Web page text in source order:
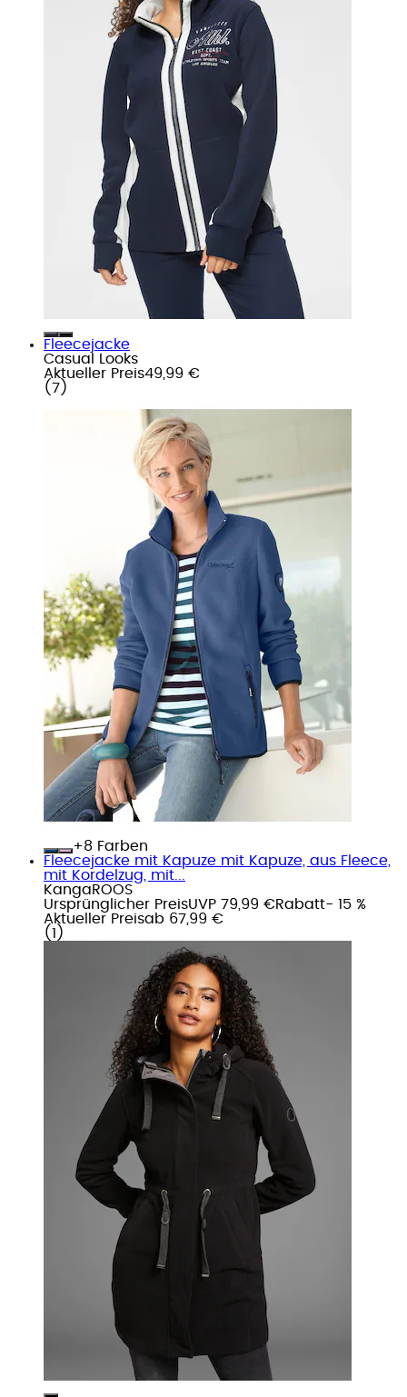
Fleecejacke
Casual Looks
Aktueller Preis49,99 €
( 7 )
+
Farben
Fleecejacke mit Kapuze mit Kapuze, aus Fleece,
mit Kordelzug, mit...
KangaROOS
Ursprünglicher PreisUVP 79,99 €Rabatt- 15 %
Aktueller Preisab 67,99 €
( 1 )